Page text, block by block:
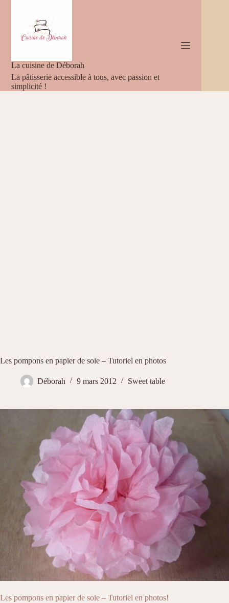
La cuisine de Déborah
La pâtisserie accessible à tous, avec passion et
simplicité !
Les pompons en papier de soie – Tutoriel en photos
Déborah 9 mars 2012 Sweet table
Les pompons en papier de soie – Tutoriel en photos!